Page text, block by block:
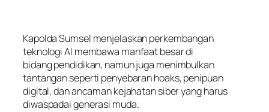
Kapolda Sumsel menjelaskan perkembangan
teknologi AI membawa manfaat besar di
bidang pendidikan, namun juga menimbulkan
tantangan seperti penyebaran hoaks, penipuan
digital, dan ancaman kejahatan siber yang harus
diwaspadai generasi muda.